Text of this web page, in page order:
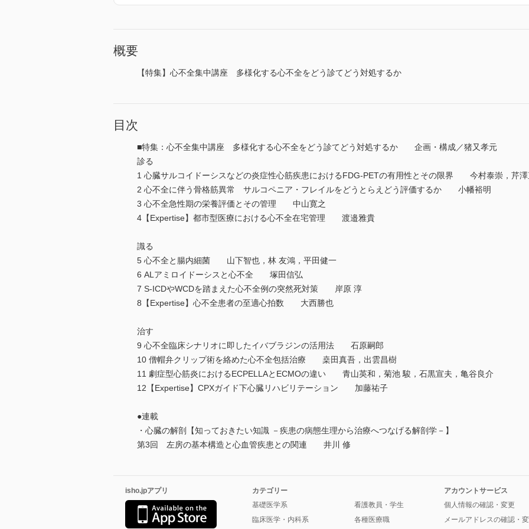
概要
【特集】心不全集中講座 多様化する心不全をどう診てどう対処するか
目次
■特集：心不全集中講座 多様化する心不全をどう診てどう対処するか 企画・構成／猪又孝元
診る
1 心臓サルコイドーシスなどの炎症性心筋疾患におけるFDG-PETの有用性とその限界 今村泰崇，芹澤
2 心不全に伴う骨格筋異常 サルコペニア・フレイルをどうとらえどう評価するか 小幡裕明
3 心不全急性期の栄養評価とその管理 中山寛之
4【Expertise】都市型医療における心不全在宅管理 渡邉雅貴
識る
5 心不全と腸内細菌 山下智也，林 友鴻，平田健一
6 ALアミロイドーシスと心不全 塚田信弘
7 S-ICDやWCDを踏まえた心不全例の突然死対策 岸原 淳
8【Expertise】心不全患者の至適心拍数 大西勝也
治す
9 心不全臨床シナリオに即したイバブラジンの活用法 石原嗣郎
10 僧帽弁クリップ術を絡めた心不全包括治療 桒田真吾，出雲昌樹
11 劇症型心筋炎におけるECPELLAとECMOの違い 青山英和，菊池 駿，石黒宣夫，亀谷良介
12【Expertise】CPXガイド下心臓リハビリテーション 加藤祐子
●連載
・心臓の解剖【知っておきたい知識 －疾患の病態生理から治療へつなげる解剖学－】
第3回 左房の基本構造と心血管疾患との関連 井川 修
isho.jpアプリ
カテゴリー
基礎医学系
臨床医学・内科系
看護教員・学生
各種医療職
アカウントサービス
個人情報の確認・変更
メールアドレスの確認・